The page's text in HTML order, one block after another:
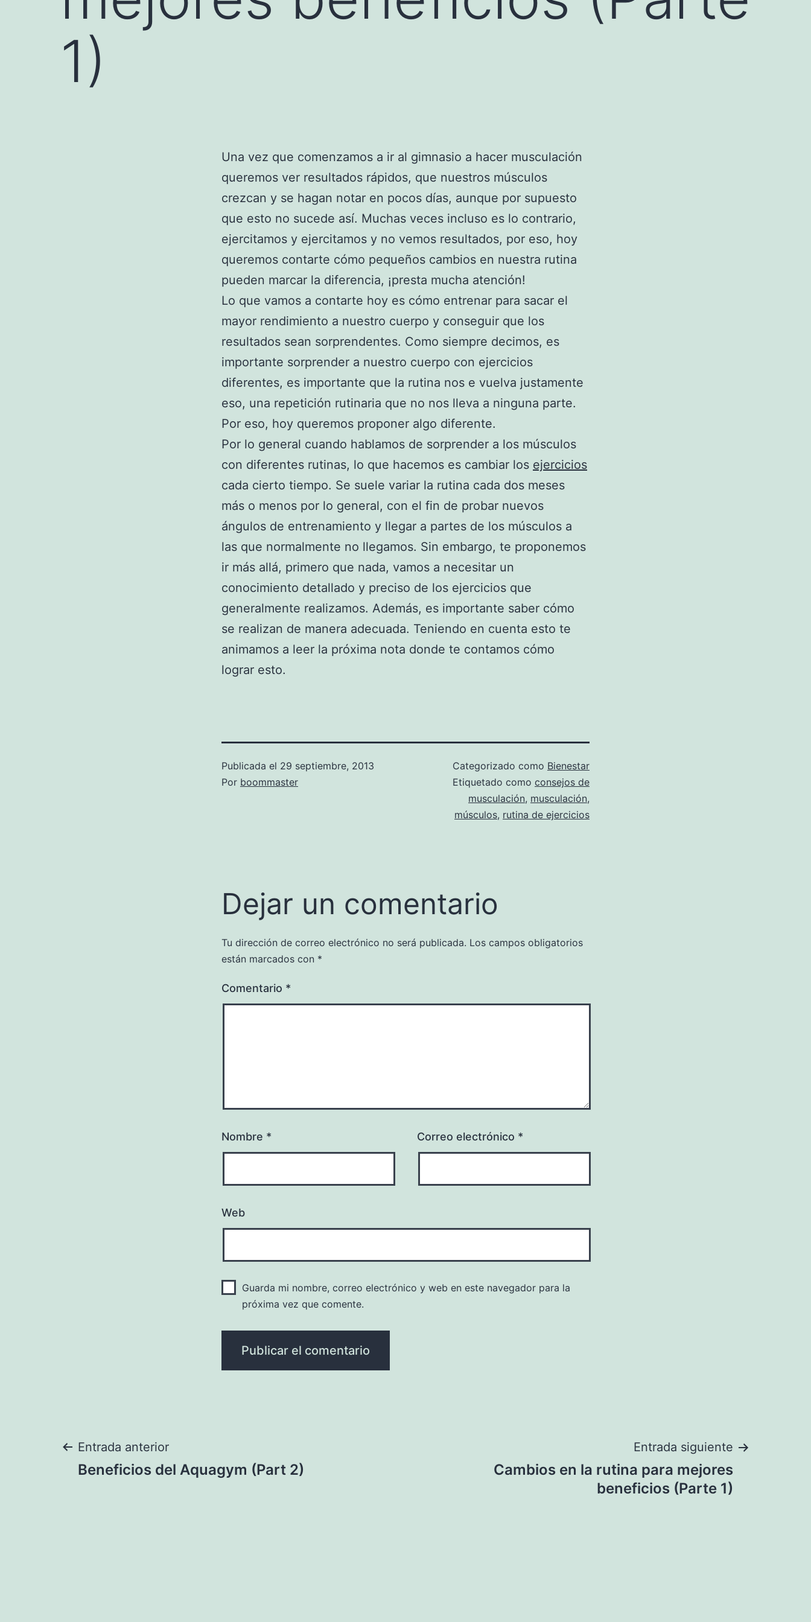
1)
Una vez que comenzamos a ir al gimnasio a hacer musculación
queremos ver resultados rápidos, que nuestros músculos
crezcan y se hagan notar en pocos días, aunque por supuesto
que esto no sucede así. Muchas veces incluso es lo contrario,
ejercitamos y ejercitamos y no vemos resultados, por eso, hoy
queremos contarte cómo pequeños cambios en nuestra rutina
pueden marcar la diferencia, ¡presta mucha atención!
Lo que vamos a contarte hoy es cómo entrenar para sacar el
mayor rendimiento a nuestro cuerpo y conseguir que los
resultados sean sorprendentes. Como siempre decimos, es
importante sorprender a nuestro cuerpo con ejercicios
diferentes, es importante que la rutina nos e vuelva justamente
eso, una repetición rutinaria que no nos lleva a ninguna parte.
Por eso, hoy queremos proponer algo diferente.
Por lo general cuando hablamos de sorprender a los músculos
con diferentes rutinas, lo que hacemos es cambiar los ejercicios
cada cierto tiempo. Se suele variar la rutina cada dos meses
más o menos por lo general, con el fin de probar nuevos
ángulos de entrenamiento y llegar a partes de los músculos a
las que normalmente no llegamos. Sin embargo, te proponemos
ir más allá, primero que nada, vamos a necesitar un
conocimiento detallado y preciso de los ejercicios que
generalmente realizamos. Además, es importante saber cómo
se realizan de manera adecuada. Teniendo en cuenta esto te
animamos a leer la próxima nota donde te contamos cómo
lograr esto.
Publicada el 29 septiembre, 2013
Por boommaster
Categorizado como Bienestar
Etiquetado como consejos de
musculación, musculación,
músculos, rutina de ejercicios
Dejar un comentario
Tu dirección de correo electrónico no será publicada. Los campos obligatorios
están marcados con *
Comentario *
Nombre * Correo electrónico *
Web
Guarda mi nombre, correo electrónico y web en este navegador para la
próxima vez que comente.
Navegación
Entrada anterior
Beneficios del Aquagym (Part 2)
Entrada siguiente
Cambios en la rutina para mejores
beneficios (Parte 1)